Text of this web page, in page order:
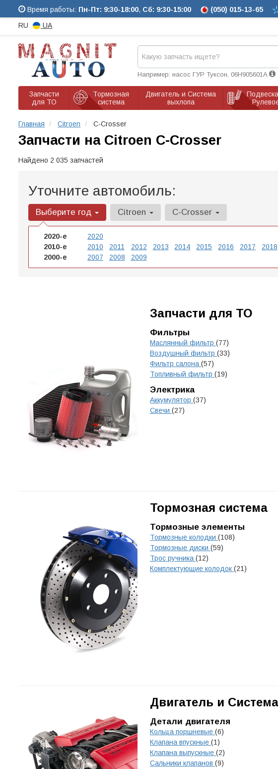
Время работы: Пн-Пт: 9:30-18:00, Сб: 9:30-15:00 (050) 015-13-65
RU UA
Например: насос ГУР Туксон, 06H905601A
Запчасти
для ТО
Тормозная
система
Двигатель и Система
выхлопа
Главная Citroen C-Crosser
Запчасти на Citroen C-Crosser
Найдено 2 035 запчастей
Уточните автомобиль:
Выберите год
2020-е
2020
2010-е
2010 2011 2012 2013 2014 2015 2016 2017 2018
2000-е
2007 2008 2009
Citroen C-Crosser
Запчасти для ТО
Фильтры
Маслянный фильтр (77)
Воздушный фильтр (33)
Фильтр салона (57)
Топливный фильтр (19)
Электрика
Аккумулятор (37)
Свечи (27)
Тормозная система
Тормозные элементы
Тормозные колодки (108)
Тормозные диски (59)
Трос ручника (12)
Комплектующие колодок (21)
Двигатель и
Детали двигателя
Кольца поршневые (6)
Клапана впускные (1)
Клапана выпускные (2)
Сальники клапанов (9)